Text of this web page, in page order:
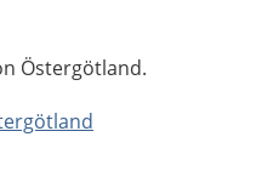
Östergötland.